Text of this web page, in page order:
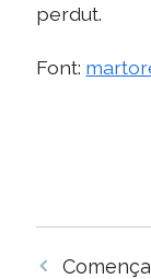
perdut.
Font:
Navegació